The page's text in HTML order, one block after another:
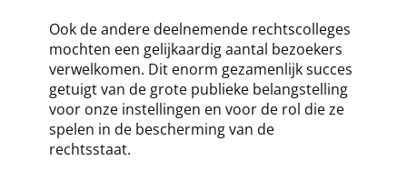
Ook de andere deelnemende rechtscolleges
mochten een gelijkaardig aantal bezoekers
verwelkomen. Dit enorm gezamenlijk succes
getuigt van de grote publieke belangstelling
voor onze instellingen en voor de rol die ze
spelen in de bescherming van de
rechtsstaat.